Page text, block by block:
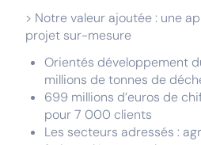
> Notre valeur ajoutée : une
projet sur-mesure
Orientés développement
millions de tonnes de
699 millions d’euros de
pour 7 000 clients
Les secteurs adressés :